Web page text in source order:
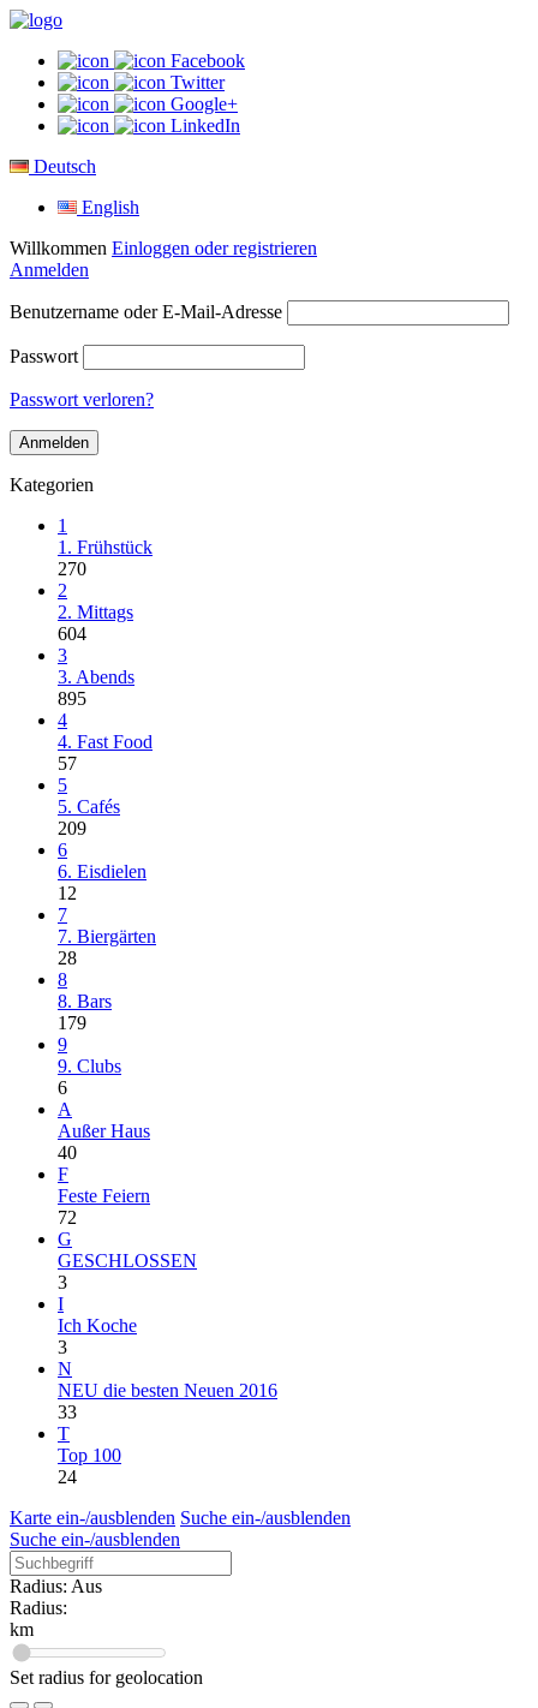
Facebook
Twitter
Google+
LinkedIn
Deutsch
English
Willkommen Einloggen oder registrieren
Anmelden
Benutzername oder E-Mail-Adresse
Passwort
Passwort verloren?
Kategorien
1
1. Frühstück
270
2
2. Mittags
604
3
3. Abends
895
4
4. Fast Food
57
5
5. Cafés
209
6
6. Eisdielen
12
7
7. Biergärten
28
8
8. Bars
179
9
9. Clubs
6
A
Außer Haus
40
F
Feste Feiern
72
G
GESCHLOSSEN
3
I
Ich Koche
3
N
NEU die besten Neuen 2016
33
T
Top 100
24
Karte ein-/ausblenden Suche ein-/ausblenden
Suche ein-/ausblenden
Radius: Aus
Radius:
km
Set radius for geolocation